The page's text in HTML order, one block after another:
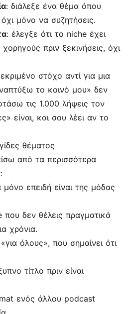
: διάλεξε ένα θέμα όπου
όχι μόνο να συζητήσεις.
: έλεγξε ότι το niche έχει
πριν ξεκινήσεις, όχι
στόχο αντί για μια
το κοινό μου» δεν
τις 1.000 λήψεις τον
είναι, και σου λέει αν το
θέματος
από τα περισσότερα
επειδή είναι της μόδας
που δεν θέλεις πραγματικά
χρόνια.
όλους», που σημαίνει ότι
τίτλο πριν είναι
ενός άλλου podcast